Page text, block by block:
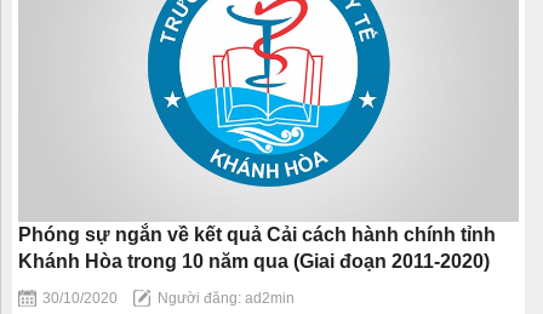
Phóng sự ngắn về kết quả Cải cách hành chính tỉnh
Khánh Hòa trong 10 năm qua (Giai đoạn 2011-2020)
30/10/2020 Người đăng: ad2min